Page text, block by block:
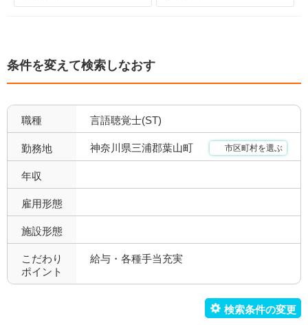
日祝休み 0 土日祝休み 0
年間休日120日以上 0
福利厚生充実 1 社会保険完備 1
昇給あり 退職金あり
寮あり 0
試用期間有
職場環境充実 幅広い経験
1
条件を変えて検索しなおす
職種 言語聴覚士(ST)
勤務地 神奈川県三浦郡葉山町 市区町村を選ぶ
年収
雇用形態
施設形態
こだわり
ポイント
給与・各種手当充実